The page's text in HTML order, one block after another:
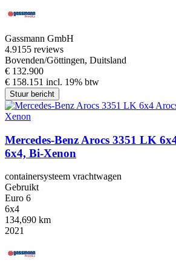
Gassmann GmbH
4.9155 reviews
Bovenden/Göttingen, Duitsland
€ 132.900
€ 158.151 incl. 19% btw
Stuur bericht
Mercedes-Benz Arocs 3351 LK
6x4, Bi-Xenon
containersysteem vrachtwagen
Gebruikt
Euro 6
6x4
134,690 km
2021